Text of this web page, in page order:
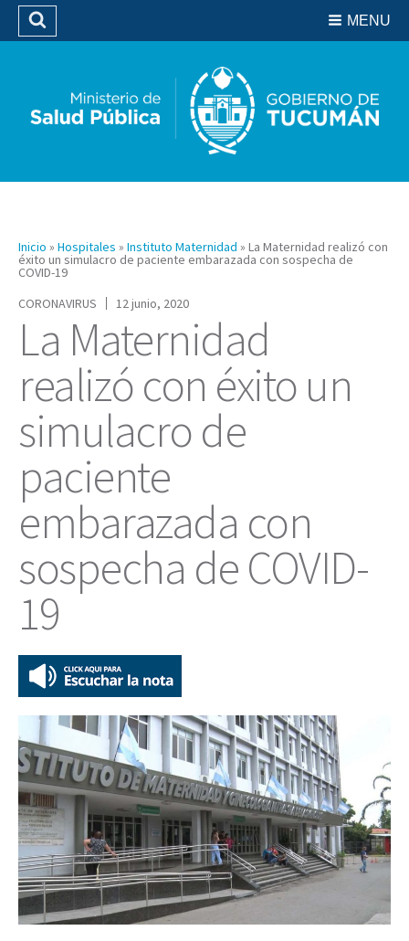
Biblioteca
MENU
Buscar
Inicio » Hospitales » Instituto Maternidad » La Maternidad realizó con
éxito un simulacro de paciente embarazada con sospecha de
COVID-19
CORONAVIRUS
12 junio, 2020
La Maternidad
realizó con éxito un
simulacro de
paciente
embarazada con
sospecha de COVID-
19